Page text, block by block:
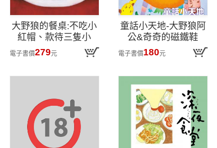
大野狼的餐桌:不吃小
紅帽、款待三隻小
豬......31道美食翻轉經
典童話,做料理、聽思
電子書價279元
童話小天地-大野狼阿
公&奇奇的磁鐵鞋
電子書價180元